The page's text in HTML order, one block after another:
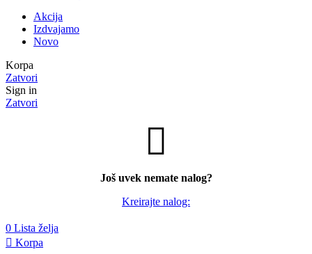
Akcija
Izdvajamo
Novo
Korpa
Zatvori
Sign in
Zatvori
Još uvek nemate nalog?
Kreirajte nalog:
0 Lista želja
Korpa